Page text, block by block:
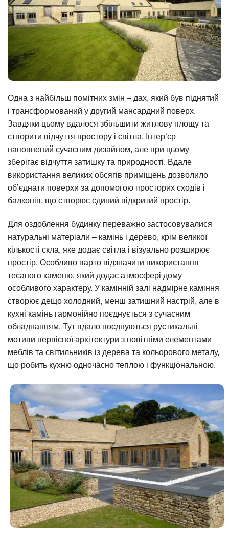
Одна з найбільш помітних змін – дах, який був піднятий
і трансформований у другий мансардний поверх.
Завдяки цьому вдалося збільшити житлову площу та
створити відчуття простору і світла. Інтер’єр
наповнений сучасним дизайном, але при цьому
зберігає відчуття затишку та природності. Вдале
використання великих обсягів приміщень дозволило
об’єднати поверхи за допомогою просторих сходів і
балконів, що створює єдиний відкритий простір.
Для оздоблення будинку переважно застосовувалися
натуральні матеріали – камінь і дерево, крім великої
кількості скла, яке додає світла і візуально розширює
простір. Особливо варто відзначити використання
тесаного каменю, який додає атмосфері дому
особливого характеру. У камінній залі надмірне каміння
створює дещо холодний, менш затишний настрій, але в
кухні камінь гармонійно поєднується з сучасним
обладнанням. Тут вдало поєднуються рустикальні
мотиви первісної архітектури з новітніми елементами
меблів та світильників із дерева та кольорового металу,
що робить кухню одночасно теплою і функціональною.